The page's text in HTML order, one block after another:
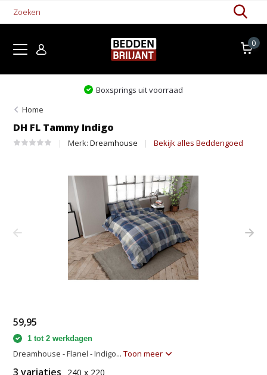
0
Boxsprings uit voorraad
Home
DH FL Tammy Indigo
Merk:Dreamhouse Bekijk alles Beddengoed
59,95
1 tot 2 werkdagen
Dreamhouse - Flanel - Indigo...Toon meer
3 variaties 240 x 220